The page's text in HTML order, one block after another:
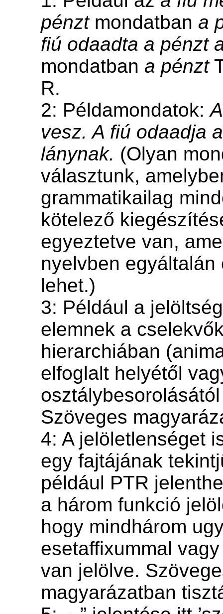
pénztmondatbana
fiú odaadta a pénzt
mondatbana pénzt
R.
2: Példamondatok:
vesz. A fiú odaadja
lánynak. (Olyan
választunk,
grammatikailag
kötelező
egyeztetve van,
nyelvben egyáltalán
lehet.)
3: Például a
elemnek a
hierarchiában
elfoglalt helyétől
Szöveges
4: A jelöletlenséget
egy fajtájának
például PTR
a három funkció
hogy mindhárom
esetaffixummal
van jelölve.
magyarázatban